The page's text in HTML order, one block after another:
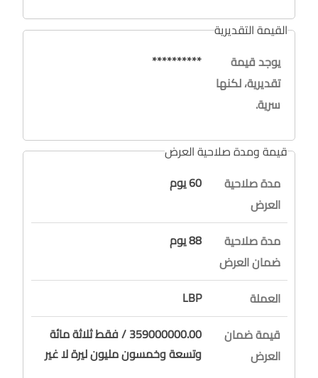
القيمة التقديرية
يوجد قيمة
تقديرية، لكنها
سرية.
**********
قيمة ومدة صلاحية العرض
مدة صلاحية
العرض
60 يوم
مدة صلاحية
ضمان العرض
88 يوم
العملة
LBP
قيمة ضمان
العرض
359000000.00 / فقط ثلاثة مائة
وتسعة وخمسون مليون ليرة لا غير